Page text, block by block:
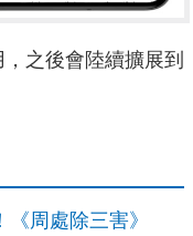
之後會陸續擴展到
周處除三害》